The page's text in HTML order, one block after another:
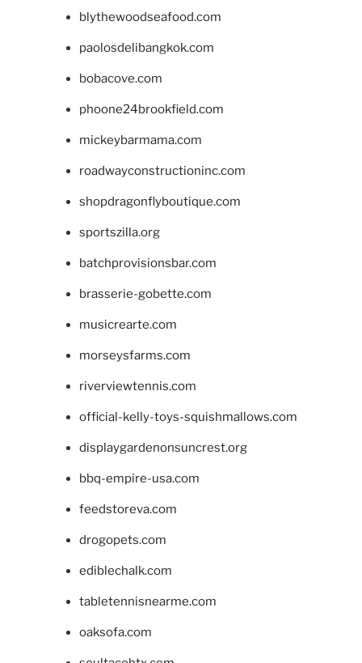
blythewoodseafood.com
paolosdelibangkok.com
bobacove.com
phoone24brookfield.com
mickeybarmama.com
roadwayconstructioninc.com
shopdragonflyboutique.com
sportszilla.org
batchprovisionsbar.com
brasserie-gobette.com
musicrearte.com
morseysfarms.com
riverviewtennis.com
official-kelly-toys-squishmallows.com
displaygardenonsuncrest.org
bbq-empire-usa.com
feedstoreva.com
drogopets.com
ediblechalk.com
tabletennisnearme.com
oaksofa.com